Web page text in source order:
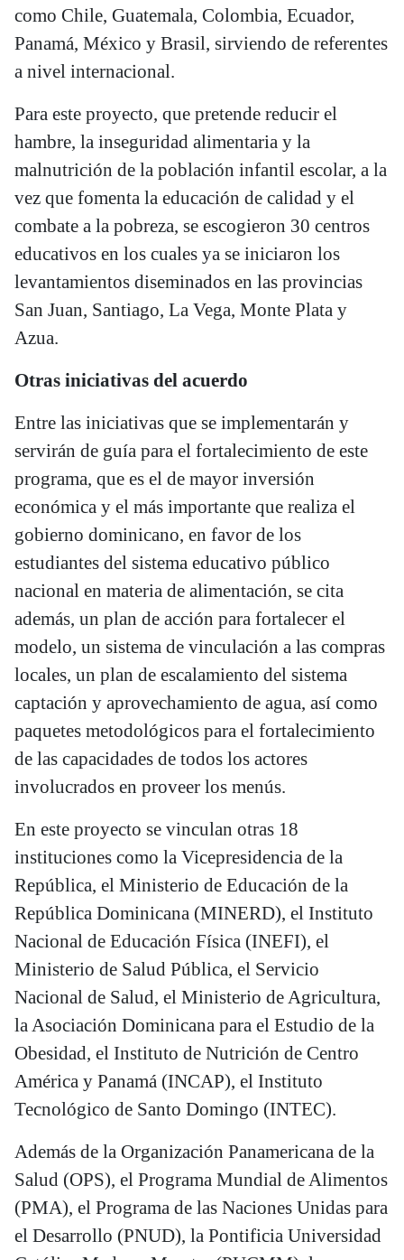
como Chile, Guatemala, Colombia, Ecuador,
Panamá, México y Brasil, sirviendo de referentes
a nivel internacional.
Para este proyecto, que pretende reducir el
hambre, la inseguridad alimentaria y la
malnutrición de la población infantil escolar, a la
vez que fomenta la educación de calidad y el
combate a la pobreza, se escogieron 30 centros
educativos en los cuales ya se iniciaron los
levantamientos diseminados en las provincias
San Juan, Santiago, La Vega, Monte Plata y
Azua.
Otras iniciativas del acuerdo
Entre las iniciativas que se implementarán y
servirán de guía para el fortalecimiento de este
programa, que es el de mayor inversión
económica y el más importante que realiza el
gobierno dominicano, en favor de los
estudiantes del sistema educativo público
nacional en materia de alimentación, se cita
además, un plan de acción para fortalecer el
modelo, un sistema de vinculación a las compras
locales, un plan de escalamiento del sistema
captación y aprovechamiento de agua, así como
paquetes metodológicos para el fortalecimiento
de las capacidades de todos los actores
involucrados en proveer los menús.
En este proyecto se vinculan otras 18
instituciones como la Vicepresidencia de la
República, el Ministerio de Educación de la
República Dominicana (MINERD), el Instituto
Nacional de Educación Física (INEFI), el
Ministerio de Salud Pública, el Servicio
Nacional de Salud, el Ministerio de Agricultura,
la Asociación Dominicana para el Estudio de la
Obesidad, el Instituto de Nutrición de Centro
América y Panamá (INCAP), el Instituto
Tecnológico de Santo Domingo (INTEC).
Además de la Organización Panamericana de la
Salud (OPS), el Programa Mundial de Alimentos
(PMA), el Programa de las Naciones Unidas para
el Desarrollo (PNUD), la Pontificia Universidad